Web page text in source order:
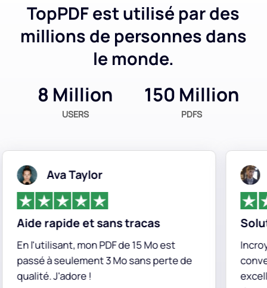
TopPDF est utilisé par des
millions de personnes dans
le monde.
8 Million
USERS
150 Million
PDFS
Ava Taylor
rapide et sans tracas
l'utilisant, mon PDF de 15 Mo est
à seulement 3 Mo sans perte de
J'adore !
excelle